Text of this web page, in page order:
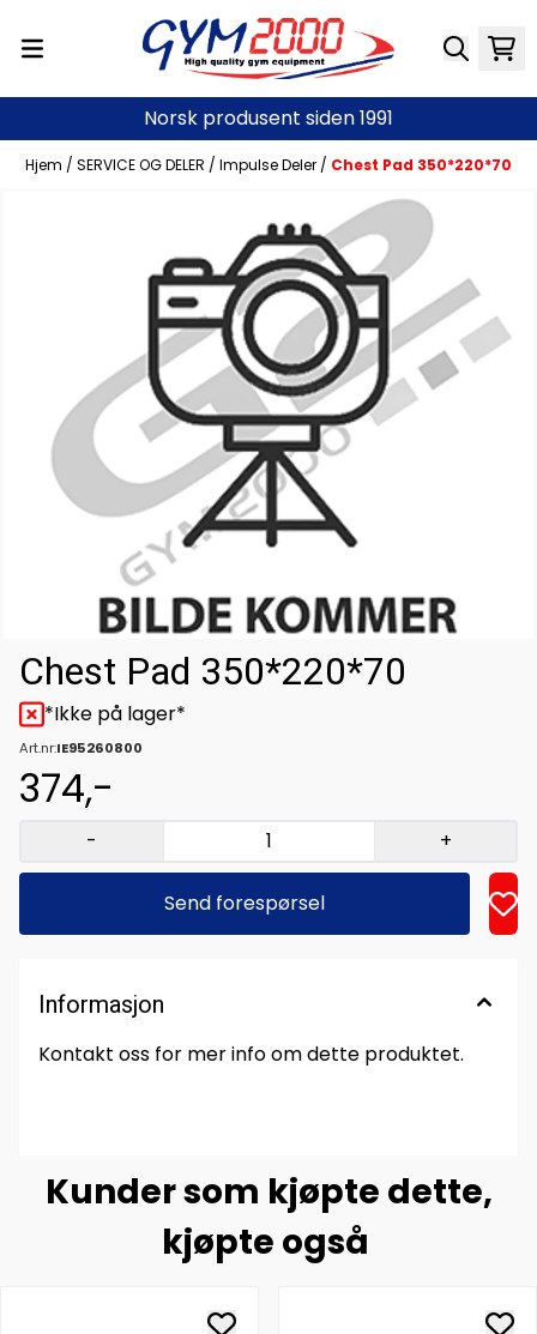
Norsk produsent siden 1991
Hjem / SERVICE OG DELER / Impulse Deler / Chest Pad 350*220*70
Chest Pad 350*220*70
*Ikke på lager*
Art.nr:IE95260800
374,-
- +
Send forespørsel
Informasjon
Kontakt oss for mer info om dette produktet.
Kunder som kjøpte dette,
kjøpte også